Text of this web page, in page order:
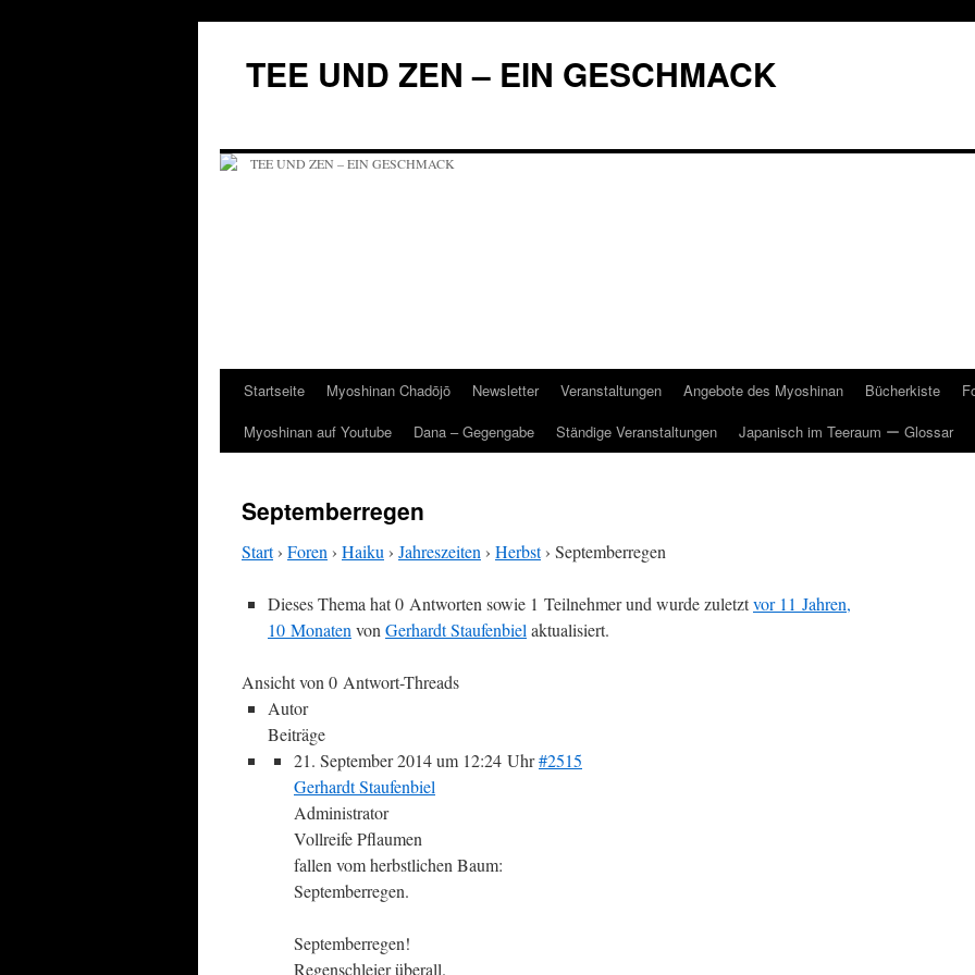
springen
TEE UND ZEN – EIN GESCHMACK
Startseite Myoshinan Chadōjō Newsletter Veranstaltungen Angebote des Myoshinan Bücherkiste
Myoshinan auf Youtube
Dana – Gegengabe Ständige Veranstaltungen Japanisch im Teeraum ー Glossar
Septemberregen
Start › Foren › Haiku › Jahreszeiten › Herbst › Septemberregen
Dieses Thema hat 0 Antworten sowie 1 Teilnehmer und wurde zuletztvor 11 Jahren,
10 Monaten von Gerhardt Staufenbiel aktualisiert.
Ansicht von 0 Antwort-Threads
Autor
Beiträge
21. September 2014 um 12:24 Uhr#2515
Gerhardt Staufenbiel
Administrator
Vollreife Pflaumen
fallen vom herbstlichen Baum:
Septemberregen.
Septemberregen!
Regenschleier überall.